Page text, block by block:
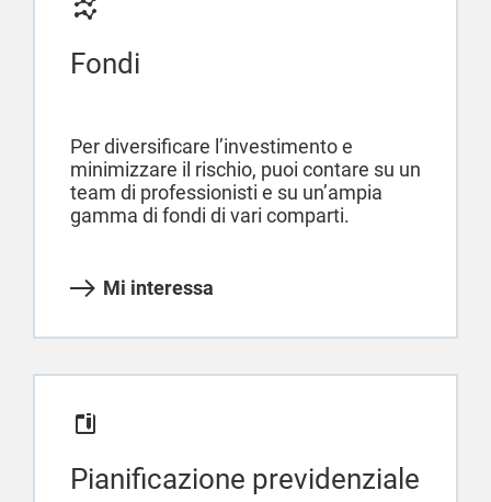
Fondi
Per diversificare l’investimento e
minimizzare il rischio, puoi contare su un
team di professionisti e su un’ampia
gamma di fondi di vari comparti.
Mi interessa
Pianificazione previdenziale